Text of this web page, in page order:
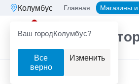
Колумбус
Ваш городКолумбус?
Все
верно
Изменить
Главная Магазины и